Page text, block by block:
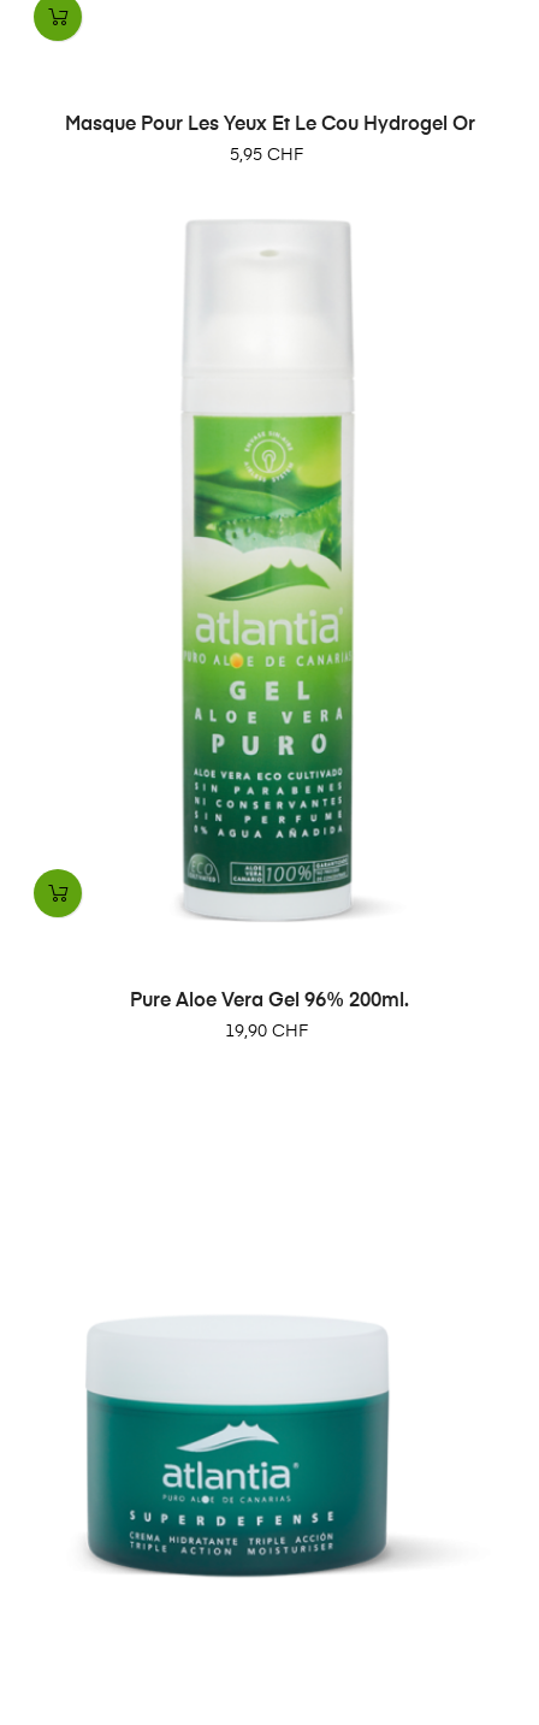
Masque Pour Les Yeux Et Le Cou Hydrogel Or
Prix
5,95 CHF
Pure Aloe Vera Gel 96% 200ml.
Prix
19,90 CHF